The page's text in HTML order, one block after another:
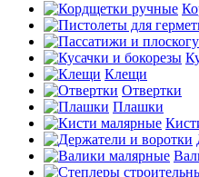
Клещи
Отвертки
Плашки